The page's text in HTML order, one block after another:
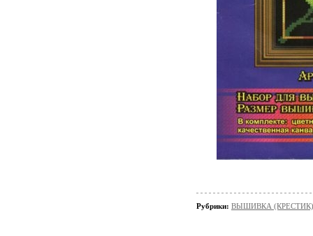
Рубрики: ВЫШИВКА